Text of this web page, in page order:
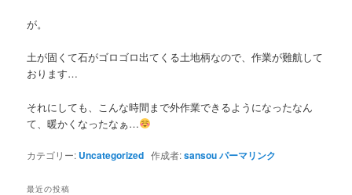
が。
土が固くて石がゴロゴロ出てくる土地柄なので、作業が難航して
おります…
それにしても、こんな時間まで外作業できるようになったなん
て、暖かくなったなぁ…
カテゴリー: Uncategorized 作成者:sansouパーマリンク
最近の投稿